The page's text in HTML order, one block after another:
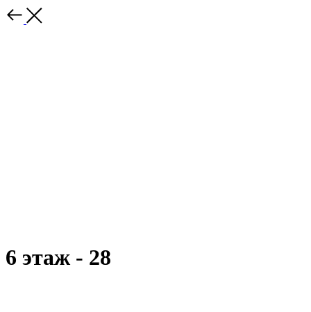
6 этаж - 28